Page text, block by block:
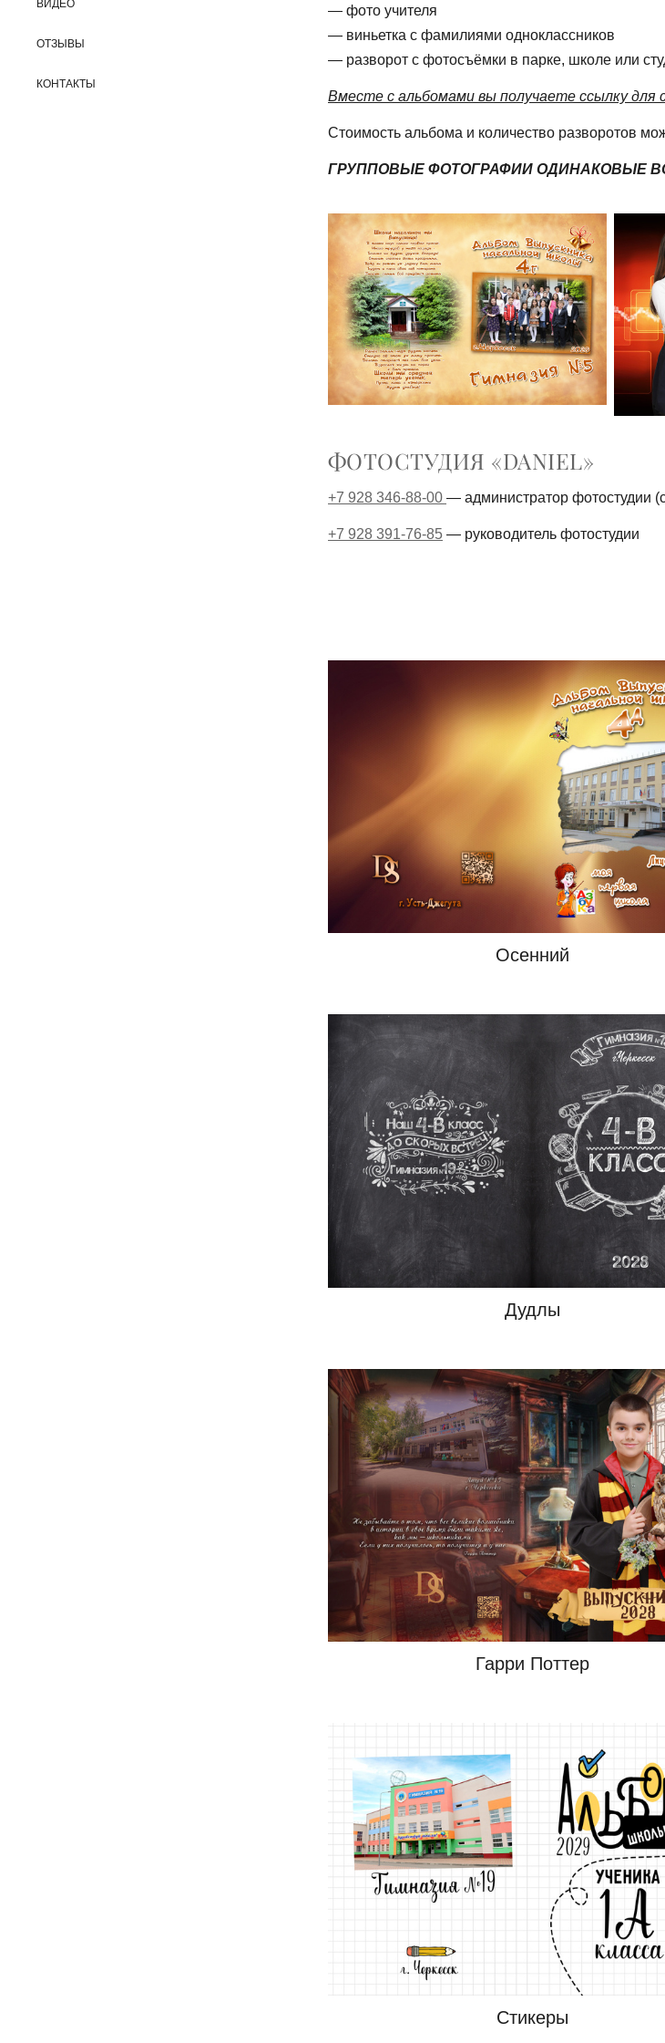
ВИДЕО
ОТЗЫВЫ
КОНТАКТЫ
фото учителя
виньетка с фамилиями одноклассников
разворот с фотосъёмки в парке, школе или
Вместе с альбомами вы получаете ссылку для
Стоимость альбома и количество разворотов
ГРУППОВЫЕ ФОТОГРАФИИ ОДИНАКОВЫЕ
ФОТОСТУДИЯ «DANIEL»
+7 928 346-88-00 — администратор фотостудии
+7 928 391-76-85 — руководитель фотостудии
Осенний
Дудлы
Гарри Поттер
Стикеры